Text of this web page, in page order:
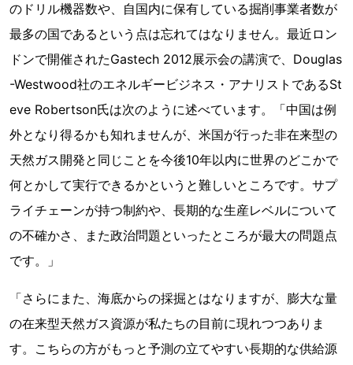
のドリル機器数や、自国内に保有している掘削事業者数が
最多の国であるという点は忘れてはなりません。最近ロン
ドンで開催されたGastech 2012展示会の講演で、Douglas
-Westwood社のエネルギービジネス・アナリストであるSt
eve Robertson氏は次のように述べています。「中国は例
外となり得るかも知れませんが、米国が行った非在来型の
天然ガス開発と同じことを今後10年以内に世界のどこかで
何とかして実行できるかというと難しいところです。サプ
ライチェーンが持つ制約や、長期的な生産レベルについて
の不確かさ、また政治問題といったところが最大の問題点
です。」
「さらにまた、海底からの採掘とはなりますが、膨大な量
の在来型天然ガス資源が私たちの目前に現れつつありま
す。こちらの方がもっと予測の立てやすい長期的な供給源